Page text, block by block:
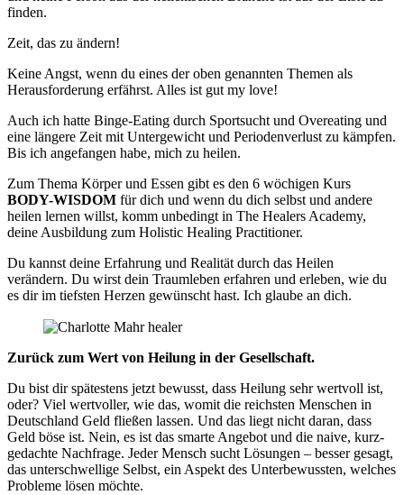
finden.
Zeit, das zu ändern!
Keine Angst, wenn du eines der oben genannten Themen als
Herausforderung erfährst. Alles ist gut my love!
Auch ich hatte Binge-Eating durch Sportsucht und Overeating und
eine längere Zeit mit Untergewicht und Periodenverlust zu kämpfen.
Bis ich angefangen habe, mich zu heilen.
Zum Thema Körper und Essen gibt es den 6 wöchigen Kurs
BODY-WISDOM für dich und wenn du dich selbst und andere
heilen lernen willst, komm unbedingt in The Healers Academy,
deine Ausbildung zum Holistic Healing Practitioner.
Du kannst deine Erfahrung und Realität durch das Heilen
verändern. Du wirst dein Traumleben erfahren und erleben, wie du
es dir im tiefsten Herzen gewünscht hast. Ich glaube an dich.
Zurück zum Wert von Heilung in der Gesellschaft.
Du bist dir spätestens jetzt bewusst, dass Heilung sehr wertvoll ist,
oder? Viel wertvoller, wie das, womit die reichsten Menschen in
Deutschland Geld fließen lassen. Und das liegt nicht daran, dass
Geld böse ist. Nein, es ist das smarte Angebot und die naive, kurz-
gedachte Nachfrage. Jeder Mensch sucht Lösungen – besser gesagt,
das unterschwellige Selbst, ein Aspekt des Unterbewussten, welches
Probleme lösen möchte.